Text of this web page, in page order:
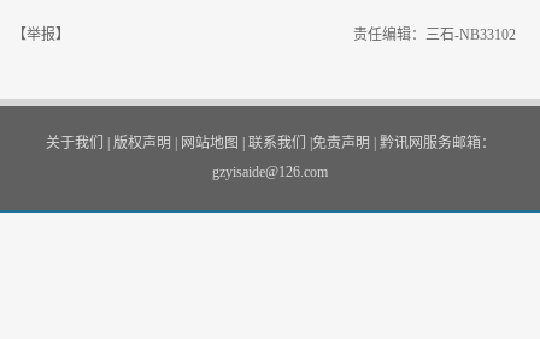
【举报】 责任编辑：三石-NB33102
关于我们 版权声明 网站地图 联系我们 免责声明
黔讯网服务邮箱：
gzyisaide@126.com